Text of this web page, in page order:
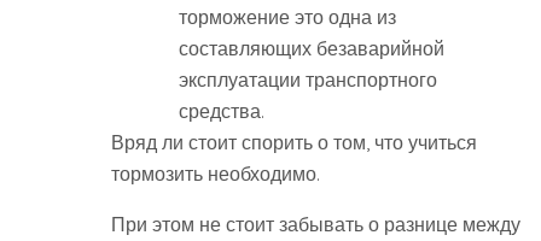
торможение это одна из
составляющих безаварийной
эксплуатации транспортного
средства.
Вряд ли стоит спорить о том, что учиться
тормозить необходимо.
При этом не стоит забывать о разнице между